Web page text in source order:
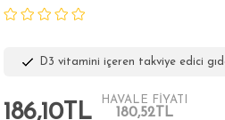
D3 vitamini içeren takviye edici
186,10TL
HAVALE FİYATI
180,52TL